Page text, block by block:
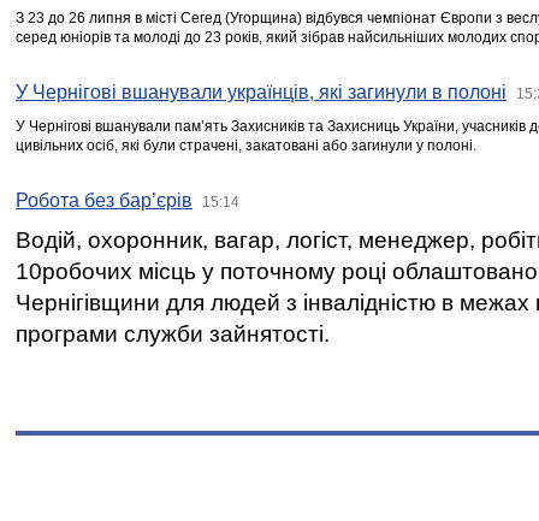
З 23 до 26 липня в місті Сегед (Угорщина) відбувся чемпіонат Європи з
серед юніорів та молоді до 23 років, який зібрав найсильніших молодих
У Чернігові вшанували українців, які загинули в полоні
У Чернігові вшанували пам’ять Захисників та Захисниць України,
цивільних осіб, які були страчені, закатовані або загинули у полоні.
Робота без бар’єрів 15:14
Водій, охоронник, вагар, логіст, менеджер,
10робочих місць у поточному році
Чернігівщини для людей з інвалідністю в межах
програми служби зайнятості.